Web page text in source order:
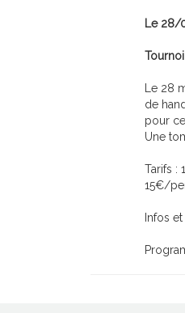
Le 28/
Le 28
de
pour
Une
Tarifs :
15€/
Infos